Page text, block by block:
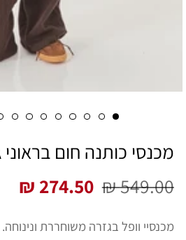
מכנסי כותנה חום בראוני LUNA
מחיר
רגיל
549.00 ₪
מחיר
מבצע
274.50 ₪
מכנסיי וופל בגזרה משוחררת ונינוחה.